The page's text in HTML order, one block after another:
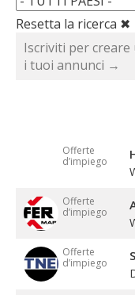
Resetta la ricerca ✖
Iscriviti per
i tuoi annunci →
Offerte
d’impiego
Offerte
d’impiego
Offerte
d’impiego